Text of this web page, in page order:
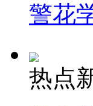
警花
热点